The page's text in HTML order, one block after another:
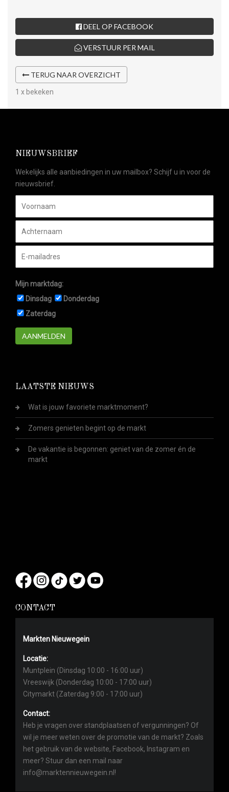
DEEL OP FACEBOOK
VERSTUUR PER MAIL
TERUG NAAR OVERZICHT
1 x bekeken
NIEUWSBRIEF
Wekelijks alle aanbiedingen in uw mailbox? Schijf u in voor de
nieuwsbrief.
Mijn marktdag:
Dinsdag
Donderdag
Zaterdag
AANMELDEN
LAATSTE NIEUWS
Wat is jouw favoriete marktmoment?
Zomers genieten begint op de markt
De vakantie is begonnen: geniet van de zomer én de
markt
CONTACT
Markten Nieuwegein
Locatie:
Muntplein (Dinsdag 10:00 - 16:00 uur)
Vreeswijk (Donderdag 10:00 - 17:00 uur)
Citymarkt (Zaterdag 9:00 - 17:00 uur)
Contact:
Heb je vragen over standplaatsen of vergunningen? Of
wil je meer weten over de promotie van de markt? Zoals
het gebruik van de website, Facebook, Instagram en
meer? Stuur dan een mail naar
info@marktennieuwegein.nl!